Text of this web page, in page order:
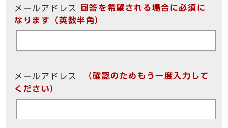
メールアドレス
回答を希望される場合に必須に
なります（英数半角）
メールアドレス
（確認のためもう一度入力して
ください）